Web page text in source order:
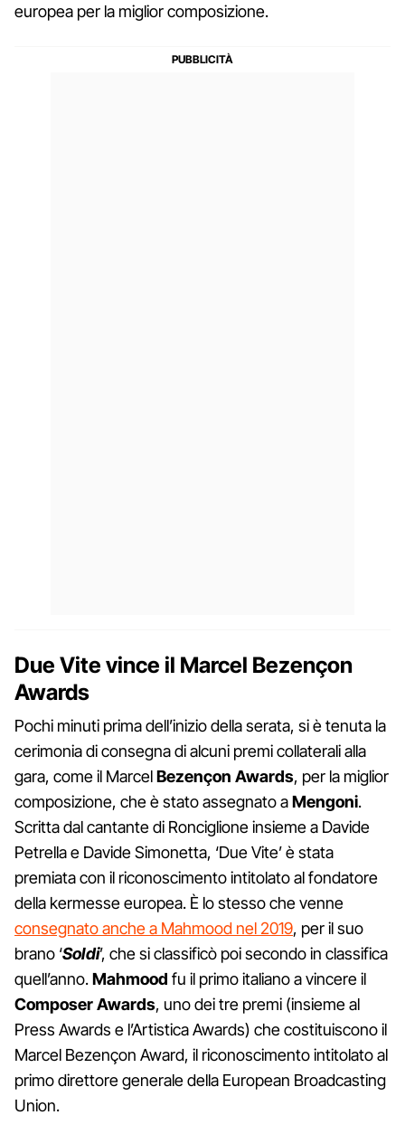
europea per la miglior composizione.
Due Vite vince il Marcel Bezençon
Awards
Pochi minuti prima dell’inizio della serata, si è tenuta la
cerimonia di consegna di alcuni premi collaterali alla
gara, come il MarcelBezençon Awards, per la miglior
composizione, che è stato assegnato aMengoni.
Scritta dal cantante di Ronciglione insieme a Davide
Petrella e Davide Simonetta, ‘Due Vite’ è stata
premiata con il riconoscimento intitolato al fondatore
della kermesse europea. È lo stesso che venne
consegnato anche a Mahmood nel 2019, per il suo
brano ‘Soldi’, che si classificò poi secondo in classifica
quell’anno.Mahmood fu il primo italiano a vincere il
Composer Awards, uno dei tre premi (insieme al
Press Awards e l’Artistica Awards) che costituiscono il
Marcel Bezençon Award, il riconoscimento intitolato al
primo direttore generale della European Broadcasting
Union.